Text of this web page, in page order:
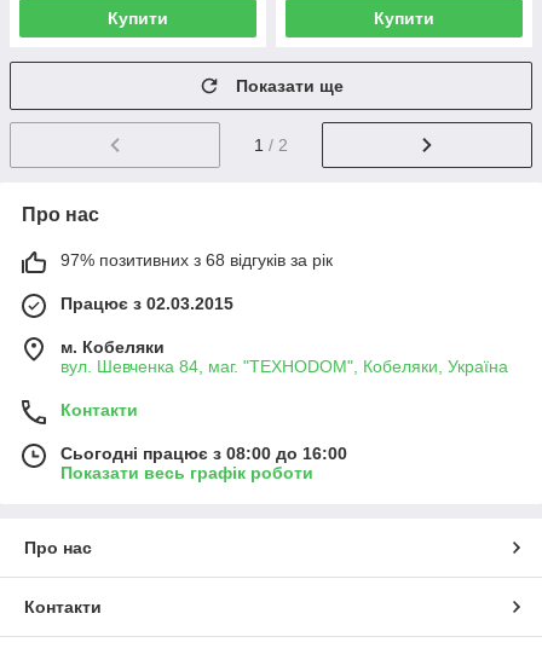
Купити Купити
Показати ще
1 / 2
Про нас
97% позитивних з 68 відгуків за рік
Працює з 02.03.2015
м. Кобеляки
вул. Шевченка 84, маг. "ТЕХНОDOM", Кобеляки, Україна
Контакти
Сьогодні працює з 08:00 до 16:00
Показати весь графік роботи
Про нас
Контакти